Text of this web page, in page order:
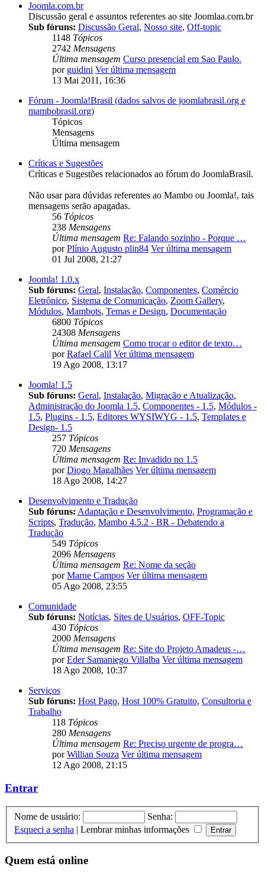
Joomla.com.br
Discussão geral e assuntos referentes ao site Joomlaa.com.br
Sub fóruns: Discussão Geral, Nosso site, Off-topic
1148 Tópicos
2742 Mensagens
Última mensagem Curso presencial em Sao Paulo.
por guidini Ver última mensagem
13 Mai 2011, 16:36
Fórum - Joomla!Brasil (dados salvos de joomlabrasil.org e
mambobrasil.org)
Tópicos
Mensagens
Última mensagem
Críticas e Sugestões
Críticas e Sugestões relacionados ao fórum do JoomlaBrasil.
Não usar para dúvidas referentes ao Mambo ou Joomla!, tais
mensagens serão apagadas.
56 Tópicos
238 Mensagens
Última mensagem Re: Falando sozinho - Porque …
porPlínio Augusto plin84 Ver última mensagem
01 Jul 2008, 21:27
Joomla! 1.0.x
Sub fóruns: Geral, Instalação, Componentes, Comércio
Eletrônico, Sistema de Comunicação, Zoom Gallery,
Módulos, Mambots, Temas e Design, Documentação
6800 Tópicos
24308 Mensagens
Última mensagem Como trocar o editor de texto…
porRafael Calil Ver última mensagem
19 Ago 2008, 13:17
Joomla! 1.5
Sub fóruns: Geral, Instalação, Migração e Atualização,
Administração do Joomla 1.5, Componentes - 1.5, Módulos -
1.5, Plugins - 1.5, Editores WYSIWYG - 1.5, Templates e
Design- 1.5
257 Tópicos
720 Mensagens
Última mensagem Re: Invadido no 1.5
porDiogo Magalhães Ver última mensagem
18 Ago 2008, 14:27
Desenvolvimento e Tradução
Sub fóruns: Adaptação e Desenvolvimento, Programação e
Scripts, Tradução, Mambo 4.5.2 - BR - Debatendo a
Tradução
549 Tópicos
2096 Mensagens
Última mensagem Re: Nome da seção
porMarne Campos Ver última mensagem
05 Ago 2008, 23:55
Comunidade
Sub fóruns: Notícias, Sites de Usuários, OFF-Topic
430 Tópicos
2000 Mensagens
Última mensagem Re: Site do Projeto Amadeus -…
porEder Samaniego Villalba Ver última mensagem
18 Ago 2008, 10:37
Serviços
Sub fóruns: Host Pago, Host 100% Gratuito, Consultoria e
Trabalho
118 Tópicos
280 Mensagens
Última mensagem Re: Preciso urgente de progra…
porWillian Souza Ver última mensagem
12 Ago 2008, 21:15
Entrar
Nome de usuário:
Senha:
Esqueci a senha | Lembrar minhas informações
Quem está online